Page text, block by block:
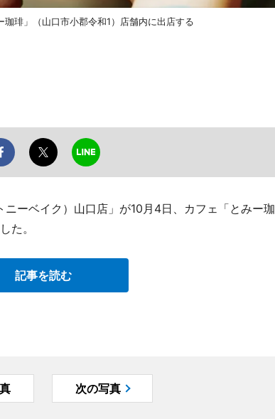
琲」（山口市小郡令和1）店舗内に出店する
ーベイク）山口店」が10月4日、カフェ「とみー珈
た。
記事を読む
次の写真